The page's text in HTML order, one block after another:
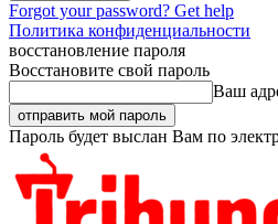
Forgot your password? Get help
Политика конфиденциальности
восстановление пароля
Восстановите свой пароль
Ваш
Пароль будет выслан Вам по